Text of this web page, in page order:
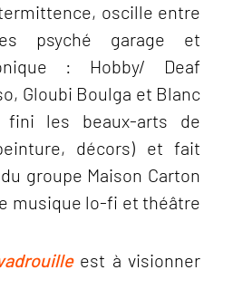
oscille entre
psyché garage et
: Hobby/ Deaf
Gloubi Boulga et Blanc
fini les beaux-arts de
décors) et fait
groupe Maison Carton
musique lo-fi et théâtre
est à visionner